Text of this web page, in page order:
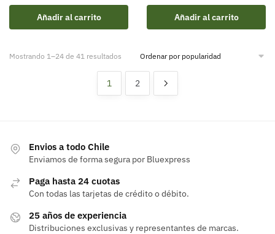
Añadir al carrito Añadir al carrito
Mostrando 1–24 de 41 resultados Ordenado
1 2
Envios a todo Chile
Enviamos de forma segura por Bluexpress
Paga hasta 24 cuotas
Con todas las tarjetas de crédito o débito.
25 años de experiencia
Distribuciones exclusivas y representantes de marcas.